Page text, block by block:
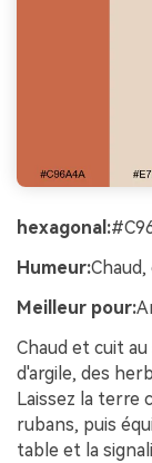
hexagonal:
Humeur:
Meilleur pour:
Chaud et cuit
d'argile, des
Laissez la terre
rubans, puis
table et la